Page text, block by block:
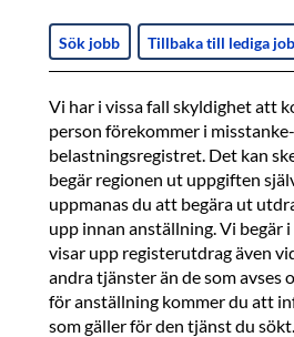
Sök jobb Tillbaka till lediga
Vi har i vissa fall skyldighet att
person förekommer i
belastningsregistret. Det kan
begär regionen ut uppgiften
uppmanas du att begära ut
upp innan anställning. Vi begär
visar upp registerutdrag även
andra tjänster än de som avses
för anställning kommer du att
som gäller för den tjänst du sökt.